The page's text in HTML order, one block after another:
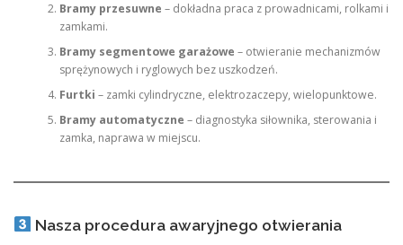
Bramy przesuwne – dokładna praca z prowadnicami, rolkami i
zamkami.
Bramy segmentowe garażowe – otwieranie mechanizmów
sprężynowych i ryglowych bez uszkodzeń.
Furtki – zamki cylindryczne, elektrozaczepy, wielopunktowe.
Bramy automatyczne – diagnostyka siłownika, sterowania i
zamka, naprawa w miejscu.
Nasza procedura awaryjnego otwierania